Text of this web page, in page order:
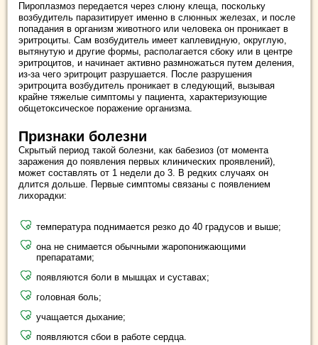
Пироплазмоз передается через слюну клеща, поскольку
возбудитель паразитирует именно в слюнных железах, и после
попадания в организм животного или человека он проникает в
эритроциты. Сам возбудитель имеет каплевидную, округлую,
вытянутую и другие формы, располагается сбоку или в центре
эритроцитов, и начинает активно размножаться путем деления,
из-за чего эритроцит разрушается. После разрушения
эритроцита возбудитель проникает в следующий, вызывая
крайне тяжелые симптомы у пациента, характеризующие
общетоксическое поражение организма.
Признаки болезни
Скрытый период такой болезни, как бабезиоз (от момента
заражения до появления первых клинических проявлений),
может составлять от 1 недели до 3. В редких случаях он
длится дольше. Первые симптомы связаны с появлением
лихорадки:
температура поднимается резко до 40 градусов и выше;
она не снимается обычными жаропонижающими
препаратами;
появляются боли в мышцах и суставах;
головная боль;
учащается дыхание;
появляются сбои в работе сердца.